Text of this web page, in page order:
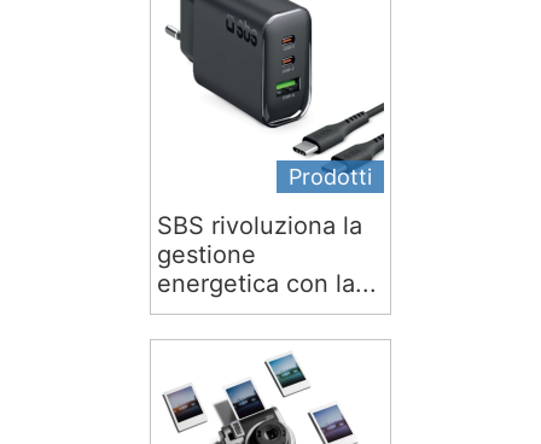
Prodotti
SBS rivoluziona la
gestione
energetica con la...